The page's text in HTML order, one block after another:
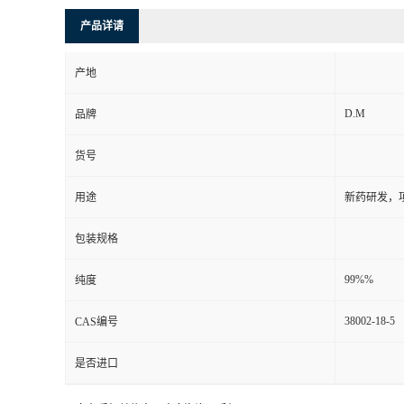
产品详请
产地
品牌 D.M
货号
用途 新药研发，
包装规格
纯度 99%%
CAS编号 38002-18-5
是否进口